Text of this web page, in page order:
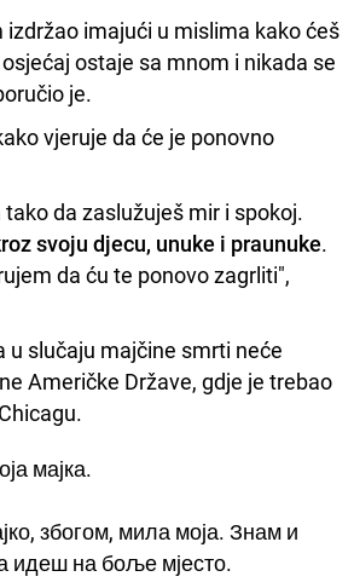
izdržao imajući u mislima kako ćeš
ostaje sa mnom i nikada se
je.
vjeruje da će je ponovno
da zaslužuješ mir i spokoj.
svoju djecu, unuke i praunuke.
da ću te ponovo zagrliti",
u slučaju majčine smrti neće
Američke Države, gdje je trebao
мајка.
збогом, мила моја. Знам и
идеш на боље мјесто.